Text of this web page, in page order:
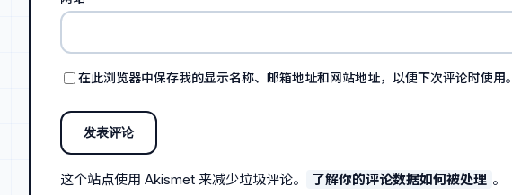
在此浏览器中保存我的显示名称、邮箱地址和网站地址，以便下次评论时使用。
这个站点使用 Akismet 来减少垃圾评论。 了解你的评论数据如何被处理 。